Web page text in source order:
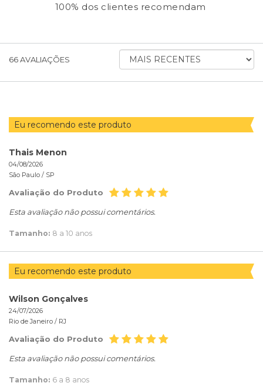
100% dos clientes recomendam
66AVALIAÇÕES
ORDENAR
AVALIAÇÕES
Eu recomendo este produto
Thais Menon
04/08/2026
São Paulo / SP
Avaliação do Produto
Esta avaliação não possui comentários.
Tamanho: 8 a 10 anos
Eu recomendo este produto
Wilson Gonçalves
24/07/2026
Rio de Janeiro / RJ
Avaliação do Produto
Esta avaliação não possui comentários.
Tamanho: 6 a 8 anos